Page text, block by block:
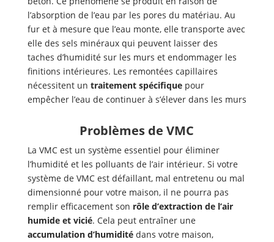
l’absorption de l’eau par les pores du matériau. Au
fur et à mesure que l’eau monte, elle transporte avec
elle des sels minéraux qui peuvent laisser des
taches d’humidité sur les murs et endommager les
finitions intérieures. Les remontées capillaires
nécessitent un traitement spécifiquepour
empêcher l’eau de continuer à s’élever dans les murs
Problèmes de VMC
La VMC est un système essentiel pour éliminer
l’humidité et les polluants de l’air intérieur. Si votre
système de VMC est défaillant, mal entretenu ou mal
dimensionné pour votre maison, il ne pourra pas
remplir efficacement son rôle d’extraction de l’air
humide et vicié. Cela peut entraîner une
accumulation d’humiditédans votre maison,